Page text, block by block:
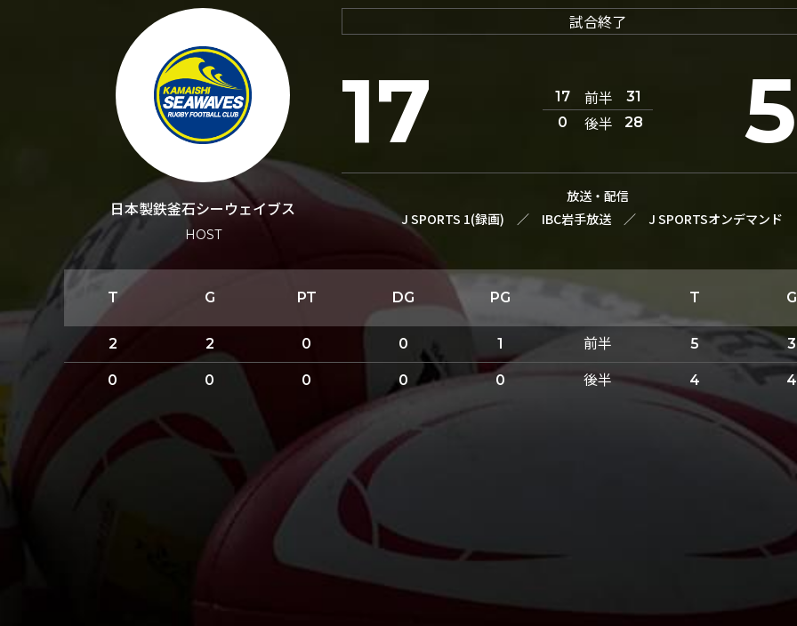
試合終了
日本製鉄釜石シーウェイブス
HOST
17 17 前半
31
0
後半 28
放送・配信
J SPORTS 1(録画)
／ IBC岩手放送 ／ J SPORTSオンデマンド
T G PT DG PG T G
2 2 0 0 1 前半 5 3
0 0 0 0 0 後半 4 4